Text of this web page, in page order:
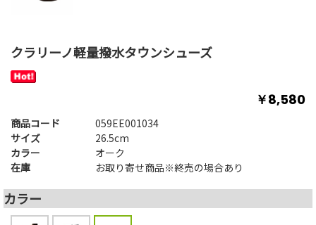
クラリーノ軽量撥水タウンシューズ
￥8,580
商品コード
059EE001034
サイズ
26.5cm
カラー
オーク
在庫
お取り寄せ商品※終売の場合あり
カラー